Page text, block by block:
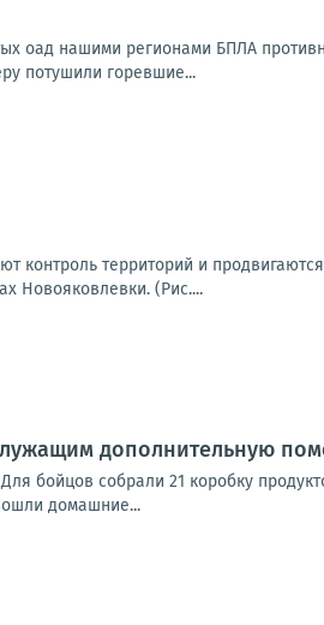
оад нашими регионами БПЛА
потушили горевшие...
контроль территорий и
Новояковлевки. (Рис....
дополнительную
бойцов собрали 21 коробку
домашние...